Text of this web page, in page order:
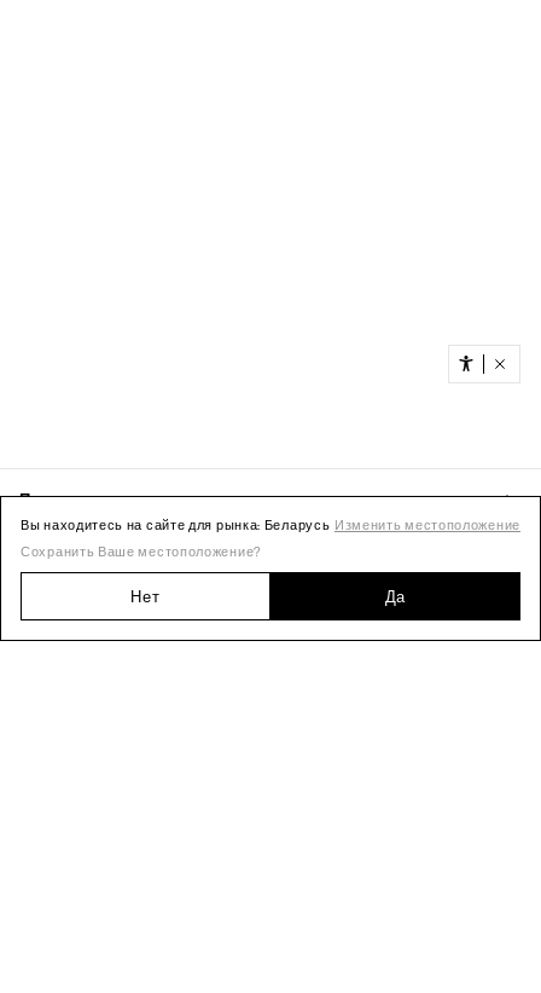
Вы находитесь на сайте для рынка: Беларусь Изменить местоположение
Сохранить Ваше местоположение?
Нет Да